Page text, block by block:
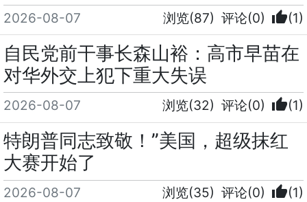
2026-08-07 浏览(87) 评论(0) thumb_up(1)
自民党前干事长森山裕：高市早苗在
对华外交上犯下重大失误
2026-08-07 浏览(32) 评论(0) thumb_up(1)
特朗普同志致敬！”美国，超级抹红
大赛开始了
2026-08-07 浏览(35) 评论(0) thumb_up(1)